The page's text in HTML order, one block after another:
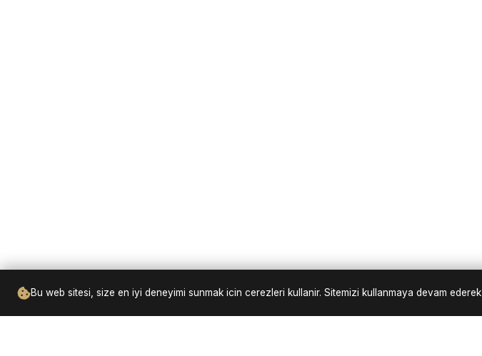
Bu web sitesi, size en iyi deneyimi sunmak icin cerezleri kullanir. Sitemizi kullanmaya devam ederek